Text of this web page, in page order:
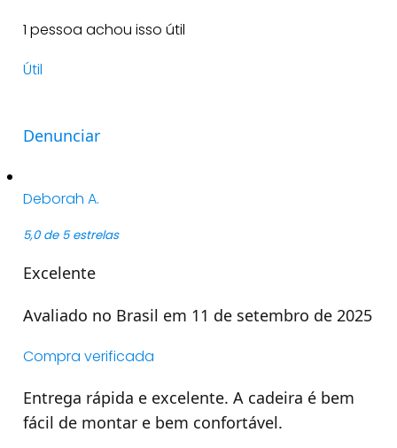
1 pessoa achou isso útil
Útil
Denunciar
Deborah A.
5,0 de 5 estrelas
Excelente
Avaliado no Brasil em 11 de setembro de 2025
Compra verificada
Entrega rápida e excelente. A cadeira é bem
fácil de montar e bem confortável.